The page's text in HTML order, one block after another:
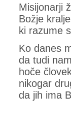
Misijonarji
Božje
ki razume
Ko danes
da tudi
hoče
nikogar
da jih ima